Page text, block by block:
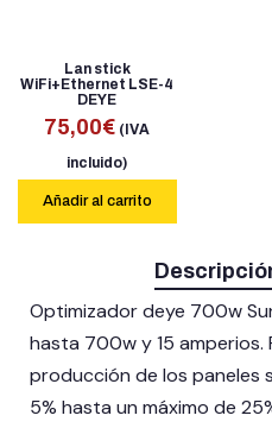
Lan stick
WiFi+Ethernet LSE-4
DEYE
75,00€ (IVA
incluido)
Añadir al carrito
Optimizador deye 700w
hasta 700w y 15 amperios.
producción de los paneles
5% hasta un máximo de